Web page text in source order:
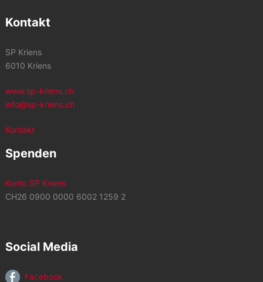
Kontakt
SP Kriens
6010 Kriens
www.sp-kriens.ch
info@sp-kriens.ch
Kontakt
Spenden
Konto SP Kriens
CH26 0900 0000 6002 1259 2
Social Media
Facebook